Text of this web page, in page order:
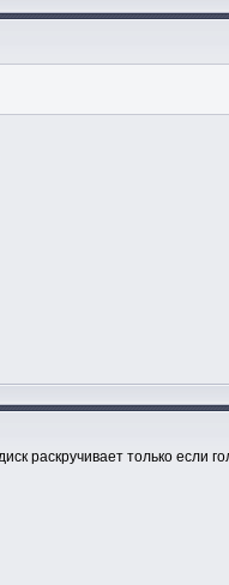
раскручивает только если